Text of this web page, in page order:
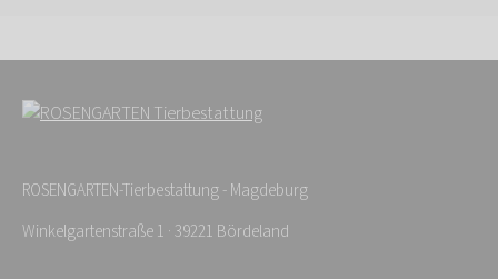
ROSENGARTEN-Tierbestattung - Magdeburg
Winkelgartenstraße 1 · 39221 Bördeland